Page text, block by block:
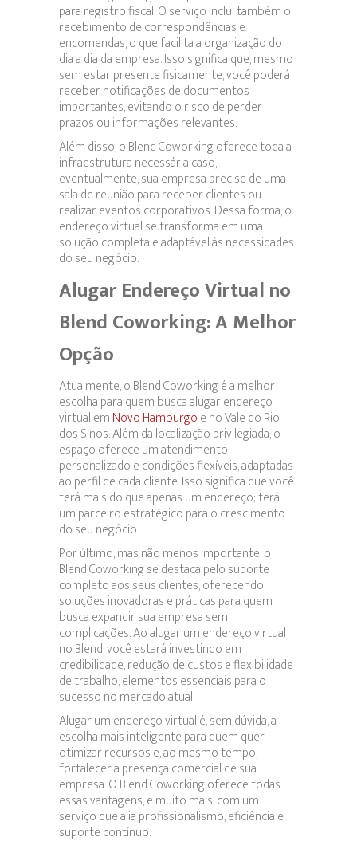
para registro fiscal. O serviço inclui também o
recebimento de correspondências e
encomendas, o que facilita a organização do
dia a dia da empresa. Isso significa que, mesmo
sem estar presente fisicamente, você poderá
receber notificações de documentos
importantes, evitando o risco de perder
prazos ou informações relevantes.
Além disso, o Blend Coworking oferece toda a
infraestrutura necessária caso,
eventualmente, sua empresa precise de uma
sala de reunião para receber clientes ou
realizar eventos corporativos. Dessa forma, o
endereço virtual se transforma em uma
solução completa e adaptável às necessidades
do seu negócio.
Alugar Endereço Virtual no
Blend Coworking: A Melhor
Opção
Atualmente, o Blend Coworking é a melhor
escolha para quem busca alugar endereço
virtual emNovo Hamburgoe no Vale do Rio
dos Sinos. Além da localização privilegiada, o
espaço oferece um atendimento
personalizado e condições flexíveis, adaptadas
ao perfil de cada cliente. Isso significa que você
terá mais do que apenas um endereço; terá
um parceiro estratégico para o crescimento
do seu negócio.
Por último, mas não menos importante, o
Blend Coworking se destaca pelo suporte
completo aos seus clientes, oferecendo
soluções inovadoras e práticas para quem
busca expandir sua empresa sem
complicações. Ao alugar um endereço virtual
no Blend, você estará investindo em
credibilidade, redução de custos e flexibilidade
de trabalho, elementos essenciais para o
sucesso no mercado atual.
Alugar um endereço virtual é, sem dúvida, a
escolha mais inteligente para quem quer
otimizar recursos e, ao mesmo tempo,
fortalecer a presença comercial de sua
empresa. O Blend Coworking oferece todas
essas vantagens, e muito mais, com um
serviço que alia profissionalismo, eficiência e
suporte contínuo.